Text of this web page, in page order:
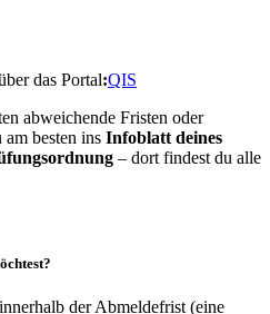
das Portal:QIS
abweichende Fristen oder
besten ins Infoblatt deines
– dort findest du alle
der Abmeldefrist (eine